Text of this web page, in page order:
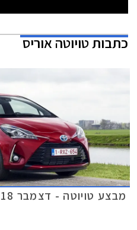
כתבותטויוטה אוריס
מבצע טויוטה - דצמבר 2018